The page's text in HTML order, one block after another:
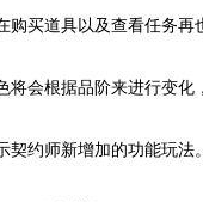
购买道具以及查看任务再
将会根据品阶来进行变化
约师新增加的功能玩法。